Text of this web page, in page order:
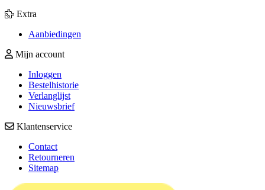
Extra
Aanbiedingen
Mijn account
Inloggen
Bestelhistorie
Verlanglijst
Nieuwsbrief
Klantenservice
Contact
Retourneren
Sitemap